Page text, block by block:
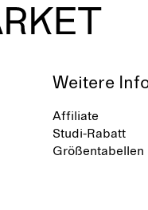
Weitere
Affiliate
Studi-Rabatt
Größentabellen